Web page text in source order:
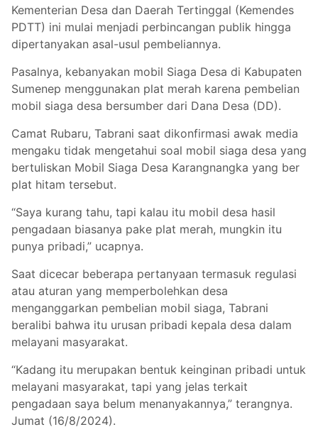
Kementerian Desa dan Daerah Tertinggal (Kemendes
PDTT) ini mulai menjadi perbincangan publik hingga
dipertanyakan asal-usul pembeliannya.
Pasalnya, kebanyakan mobil Siaga Desa di Kabupaten
Sumenep menggunakan plat merah karena pembelian
mobil siaga desa bersumber dari Dana Desa (DD).
Camat Rubaru, Tabrani saat dikonfirmasi awak media
mengaku tidak mengetahui soal mobil siaga desa yang
bertuliskan Mobil Siaga Desa Karangnangka yang ber
plat hitam tersebut.
“Saya kurang tahu, tapi kalau itu mobil desa hasil
pengadaan biasanya pake plat merah, mungkin itu
punya pribadi,” ucapnya.
Saat dicecar beberapa pertanyaan termasuk regulasi
atau aturan yang memperbolehkan desa
menganggarkan pembelian mobil siaga, Tabrani
beralibi bahwa itu urusan pribadi kepala desa dalam
melayani masyarakat.
“Kadang itu merupakan bentuk keinginan pribadi untuk
melayani masyarakat, tapi yang jelas terkait
pengadaan saya belum menanyakannya,” terangnya.
Jumat (16/8/2024).